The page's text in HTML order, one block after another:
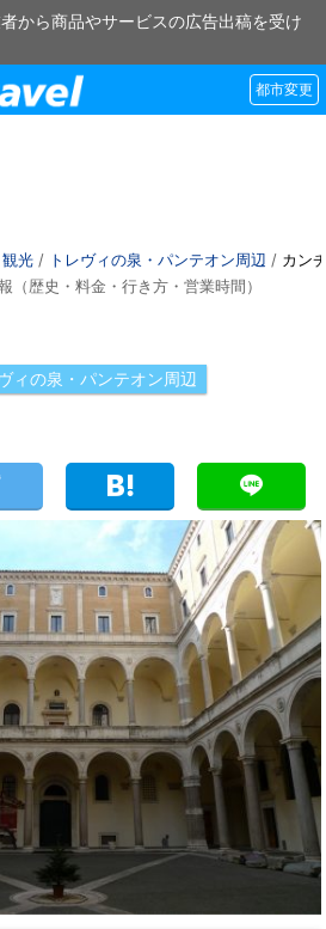
から商品やサービスの広告出稿を受け
都市変更
観光 / トレヴィの泉・パンテオン周辺 / カン
（歴史・料金・行き方・営業時間）
ィの泉・パンテオン周辺